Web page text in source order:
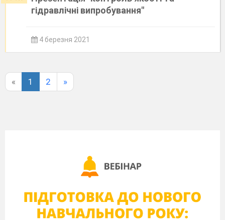
гідравлічні випробування"
4 березня 2021
« 1 2 »